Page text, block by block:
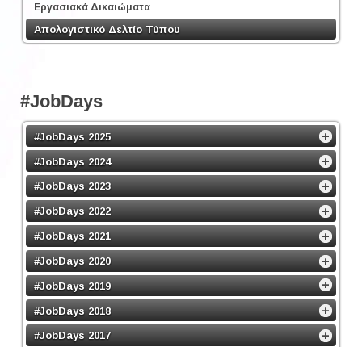
Εργασιακά Δικαιώματα
Απολογιστικό Δελτίο Τύπου
#JobDays
#JobDays 2025
#JobDays 2024
#JobDays 2023
#JobDays 2022
#JobDays 2021
#JobDays 2020
#JobDays 2019
#JobDays 2018
#JobDays 2017